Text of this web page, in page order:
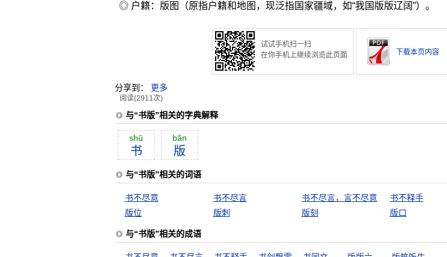
◎ 户籍：版图（原指户籍和地图，现泛指国家疆域，如“我国版版辽阔”）。
试试手机扫一扫
在你手机上继续浏览此页面
下载本页内容
分享到： 更多
阅读(2911次)
与“书版”相关的字典解释
shū
书
băn
版
与“书版”相关的词语
书不尽意 书不尽言 书不尽言，言不尽意 书不释手
版位
版刺 版刻 版口
与“书版”相关的成语